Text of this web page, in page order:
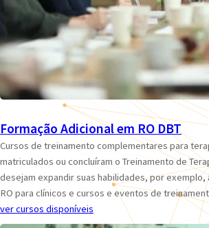
Formação Adicional em RO DBT
Cursos de treinamento complementares para
matriculados ou concluíram o Treinamento de
desejam expandir suas habilidades, por exemplo,
RO para clínicos e cursos e eventos de
ver cursos disponíveis